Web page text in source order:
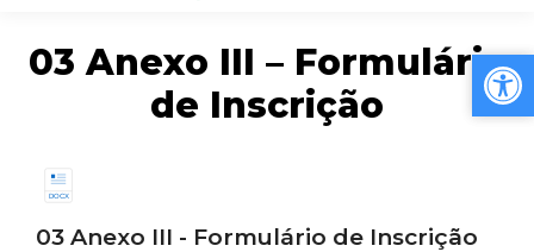
03 Anexo III – Formulário
de Inscrição
03 Anexo III - Formulário de Inscrição